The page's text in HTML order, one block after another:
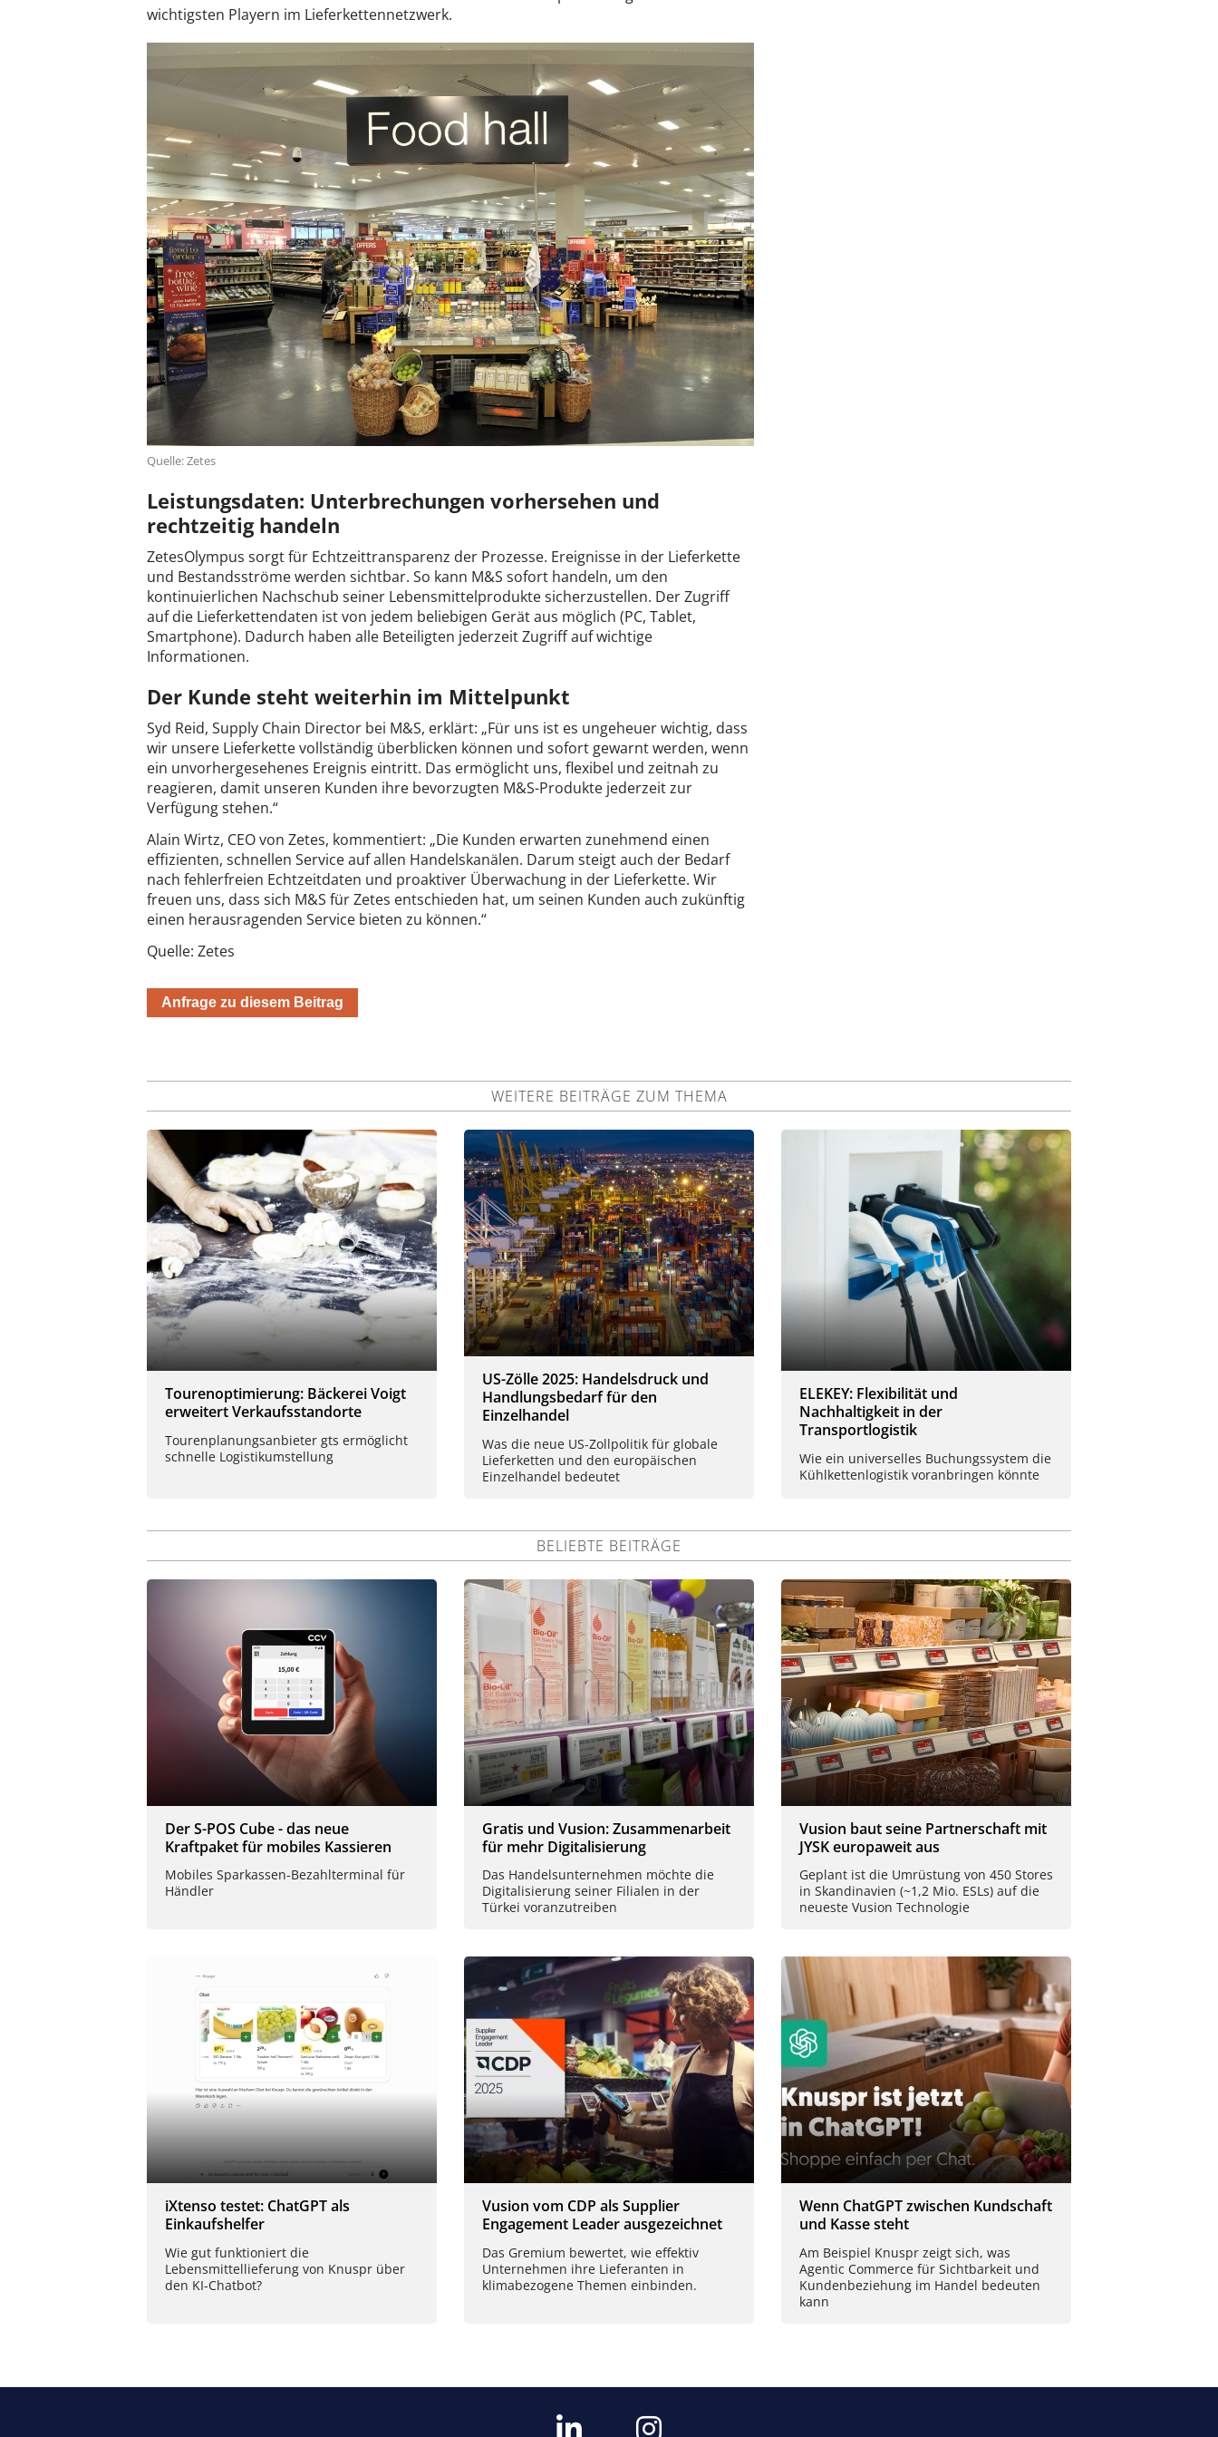
wichtigsten Playern im Lieferkettennetzwerk.
Quelle: Zetes
Leistungsdaten: Unterbrechungen vorhersehen und
rechtzeitig handeln
ZetesOlympus sorgt für Echtzeittransparenz der Prozesse. Ereignisse in der Lieferkette
und Bestandsströme werden sichtbar. So kann M&S sofort handeln, um den
kontinuierlichen Nachschub seiner Lebensmittelprodukte sicherzustellen. Der Zugriff
auf die Lieferkettendaten ist von jedem beliebigen Gerät aus möglich (PC, Tablet,
Smartphone). Dadurch haben alle Beteiligten jederzeit Zugriff auf wichtige
Informationen.
Der Kunde steht weiterhin im Mittelpunkt
Syd Reid, Supply Chain Director bei M&S, erklärt: „Für uns ist es ungeheuer wichtig, dass
wir unsere Lieferkette vollständig überblicken können und sofort gewarnt werden, wenn
ein unvorhergesehenes Ereignis eintritt. Das ermöglicht uns, flexibel und zeitnah zu
reagieren, damit unseren Kunden ihre bevorzugten M&S-Produkte jederzeit zur
Verfügung stehen.“
Alain Wirtz, CEO von Zetes, kommentiert: „Die Kunden erwarten zunehmend einen
effizienten, schnellen Service auf allen Handelskanälen. Darum steigt auch der Bedarf
nach fehlerfreien Echtzeitdaten und proaktiver Überwachung in der Lieferkette. Wir
freuen uns, dass sich M&S für Zetes entschieden hat, um seinen Kunden auch zukünftig
einen herausragenden Service bieten zu können.“
Quelle: Zetes
Anfrage zu diesem Beitrag
WEITERE BEITRÄGE ZUM THEMA
Tourenoptimierung: Bäckerei Voigt
erweitert Verkaufsstandorte
Tourenplanungsanbieter gts ermöglicht
schnelle Logistikumstellung
US-Zölle 2025: Handelsdruck und
Handlungsbedarf für den
Einzelhandel
Was die neue US-Zollpolitik für globale
Lieferketten und den europäischen
Einzelhandel bedeutet
ELEKEY: Flexibilität und
Nachhaltigkeit in der
Transportlogistik
Wie ein universelles Buchungssystem die
Kühlkettenlogistik voranbringen könnte
BELIEBTE BEITRÄGE
Der S-POS Cube - das neue
Kraftpaket für mobiles Kassieren
Mobiles Sparkassen-Bezahlterminal für
Händler
Gratis und Vusion: Zusammenarbeit
für mehr Digitalisierung
Das Handelsunternehmen möchte die
Digitalisierung seiner Filialen in der
Türkei voranzutreiben
Vusion baut seine Partnerschaft mit
JYSK europaweit aus
Geplant ist die Umrüstung von 450 Stores
in Skandinavien (~1,2 Mio. ESLs) auf die
neueste Vusion Technologie
iXtenso testet: ChatGPT als
Einkaufshelfer
Wie gut funktioniert die
Lebensmittellieferung von Knuspr über
den KI-Chatbot?
Vusion vom CDP als Supplier
Engagement Leader ausgezeichnet
Das Gremium bewertet, wie effektiv
Unternehmen ihre Lieferanten in
klimabezogene Themen einbinden.
Wenn ChatGPT zwischen Kundschaft
und Kasse steht
Am Beispiel Knuspr zeigt sich, was
Agentic Commerce für Sichtbarkeit und
Kundenbeziehung im Handel bedeuten
kann